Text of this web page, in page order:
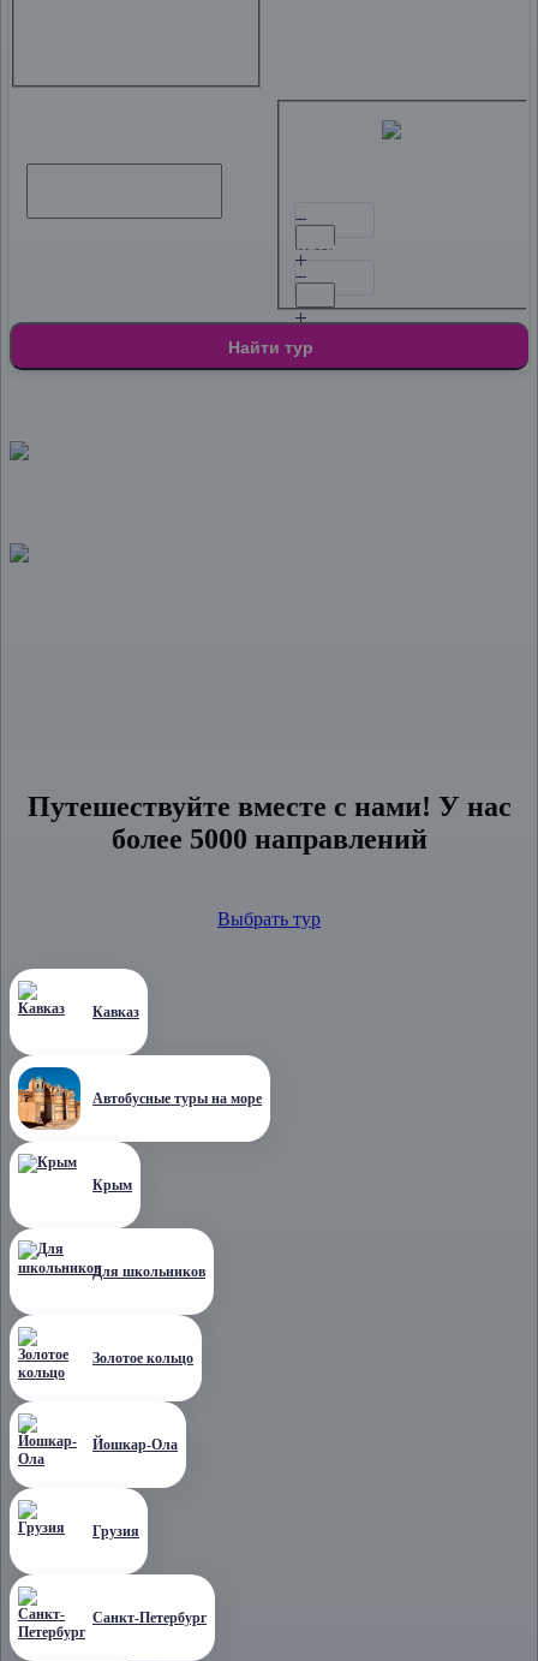
Дети
Найти тур
Путешествуйте вместе с нами! У нас
более 5000 направлений
Выбрать тур
Кавказ
Автобусные туры на море
Крым
Для школьников
Золотое кольцо
Йошкар-Ола
Грузия
Санкт-Петербург